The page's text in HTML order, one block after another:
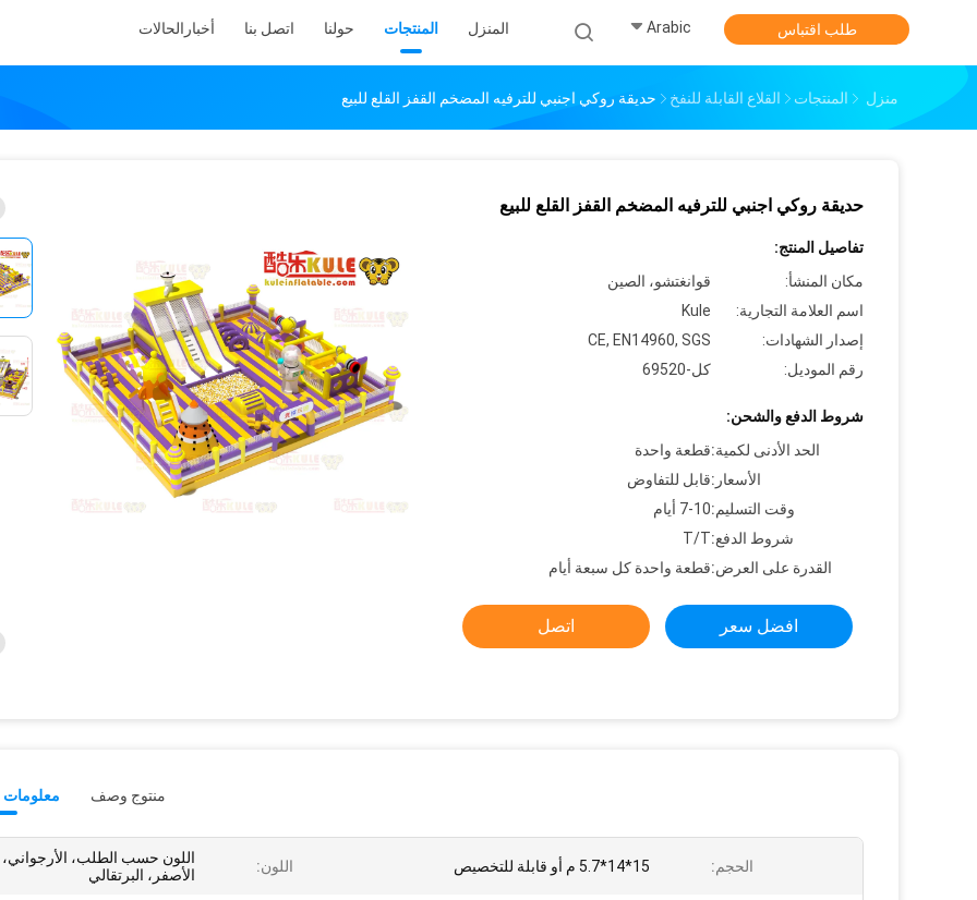
المنزل المنتجات حولنا اتصل بنا أخبار الحالات Arabic طلب اقتباس
منزل المنتجات القلاع القابلة للنفخ حديقة روكي اجنبي للترفيه المضخم القفز القلع للبيع
حديقة روكي اجنبي للترفيه المضخم القفز القلع للبيع
تفاصيل المنتج:
مكان المنشأ:
قوانغتشو، الصين
اسم العلامة التجارية:
Kule
إصدار الشهادات:
CE, EN14960, SGS
رقم الموديل:
كل-69520
شروط الدفع والشحن:
الحد الأدنى لكمية:قطعة واحدة
الأسعار:قابل للتفاوض
وقت التسليم:7-10 أيام
شروط الدفع:T/T
القدرة على العرض:قطعة واحدة كل سبعة أيام
افضل سعر اتصل
معلومات منتوج وصف
الحجم: 15*14*5.7 م أو قابلة للتخصيص اللون:
اللون حسب الطلب، الأرجواني،
الأصفر، البرتقالي